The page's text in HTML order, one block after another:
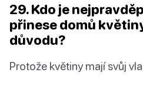
29. Kdo je
přinese domů
důvodu?
Protože květiny mají svůj